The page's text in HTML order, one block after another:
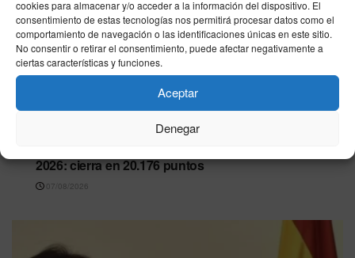
cookies para almacenar y/o acceder a la información del dispositivo. El
consentimiento de estas tecnologías nos permitirá procesar datos como el
comportamiento de navegación o las identificaciones únicas en este sitio.
No consentir o retirar el consentimiento, puede afectar negativamente a
ciertas características y funciones.
Aceptar
Denegar
2026: cierra en 20.176 puntos
07/08/2026